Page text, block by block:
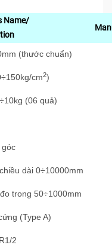
Name/
(thước chuẩn)
cm2)
(06 quả)
dài 0÷10000mm
trong 50÷1000mm
(Type A)
2